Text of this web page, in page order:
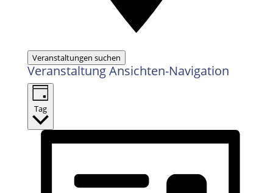
Veranstaltungen suchen
Veranstaltung Ansichten-Navigation
Tag